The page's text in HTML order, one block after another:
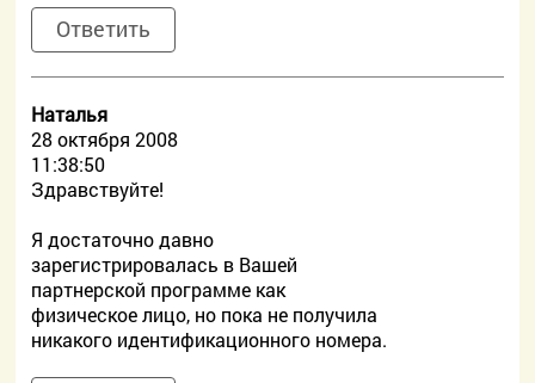
Ответить
Наталья
28 октября 2008
11:38:50
Здравствуйте!
Я достаточно давно
зарегистрировалась в Вашей
партнерской программе как
физическое лицо, но пока не получила
никакого идентификационного номера.